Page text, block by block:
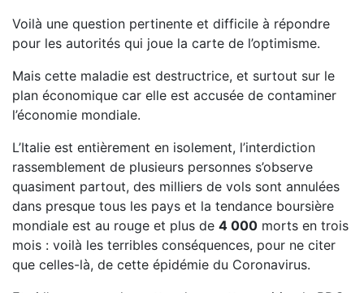
Voilà une question pertinente et difficile à répondre
pour les autorités qui joue la carte de l’optimisme.
Mais cette maladie est destructrice, et surtout sur le
plan économique car elle est accusée de contaminer
l’économie mondiale.
L’Italie est entièrement en isolement, l’interdiction
rassemblement de plusieurs personnes s’observe
quasiment partout, des milliers de vols sont annulées
dans presque tous les pays et la tendance boursière
mondiale est au rouge et plus de 4 000 morts en trois
mois : voilà les terribles conséquences, pour ne citer
que celles-là, de cette épidémie du Coronavirus.